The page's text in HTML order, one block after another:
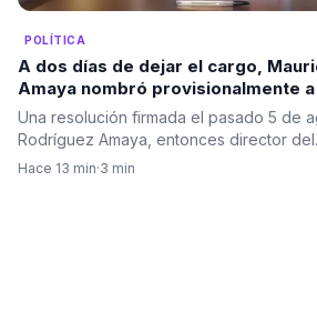
POLÍTICA
A dos días de dejar el cargo,
Amaya nombró provisionalmente
Ballén en Prosperidad Social
Una resolución firmada el pasado 5 de
Rodríguez Amaya, entonces director
Hace 13 min·3 min